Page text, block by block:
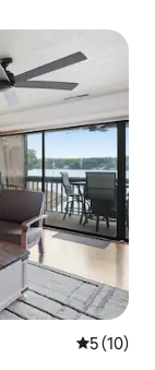
Середня
5 (10)